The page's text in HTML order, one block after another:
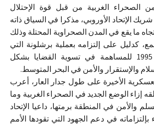
الصحراء الغربية من قبل قوة الإحتلال
الإتحاد الأوروبي، مذكرا في السياق ذاته
تجاه ما يقع في المدن الصحراوية المحتلة وذلك
كدليل على إلتزامه بعملية برشلونة التي
أطلقها في العام 1995 للمساهمة في تسوية القضايا بشكل
والإستقرار والأمن في البحر المتوسط.
الأخيرة على طول جدار العار، أعرب
إزاء الوضع الجديد في الصحراء الغربية وما
والأمن في المنطقة برمتها، داعيا الإتحاد
بإلتزاماته في دعم الجهود التي تقودها الأمم